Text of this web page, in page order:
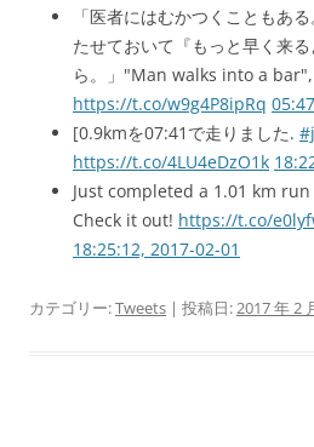
「医者にはむかつくこともあ
たせておいて『もっと早く来
ら。」"Man walks into a bar",
https://t.co/w9g4P8ipRq
[0.9kmを07:41で走りました.
https://t.co/4LU4eDzO1k
Just completed a 1.01 km
Check it out! https://t.co/
18:25:12, 2017-02-01
カテゴリー:Tweets | 投稿日:2017 年 2